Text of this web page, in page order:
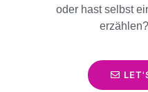
oder hast selbst